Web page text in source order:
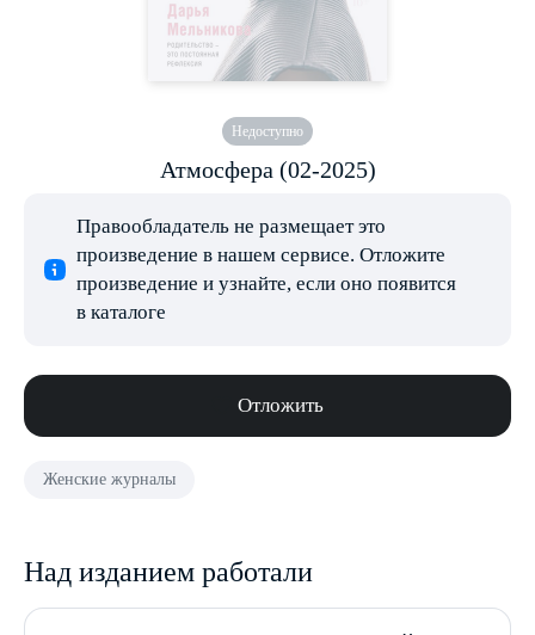
Недоступно
Атмосфера (02-2025)
Правообладатель не размещает это
произведение в нашем сервисе. Отложите
произведение и узнайте, если оно появится
в каталоге
Отложить
Женские журналы
Над изданием работали